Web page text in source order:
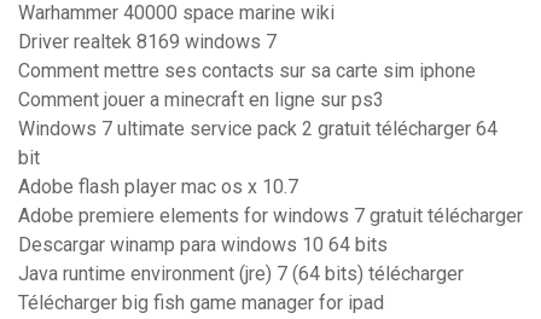
Warhammer 40000 space marine wiki
Driver realtek 8169 windows 7
Comment mettre ses contacts sur sa carte sim iphone
Comment jouer a minecraft en ligne sur ps3
Windows 7 ultimate service pack 2 gratuit télécharger 64
bit
Adobe flash player mac os x 10.7
Adobe premiere elements for windows 7 gratuit télécharger
Descargar winamp para windows 10 64 bits
Java runtime environment (jre) 7 (64 bits) télécharger
Télécharger big fish game manager for ipad